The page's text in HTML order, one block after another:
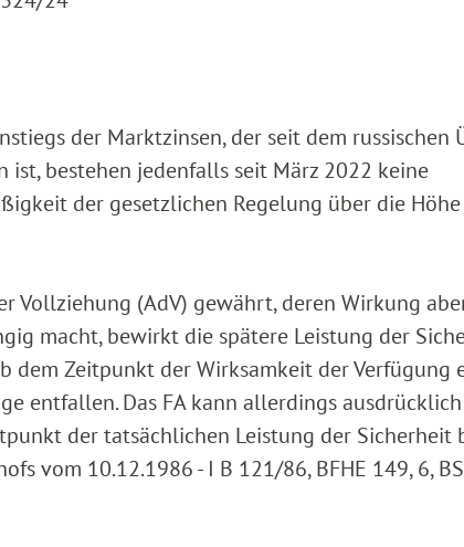
der Marktzinsen, der seit dem russischen
bestehen jedenfalls seit März 2022 keine
der gesetzlichen Regelung über die
Vollziehung (AdV) gewährt, deren Wirkung
macht, bewirkt die spätere Leistung der
dem Zeitpunkt der Wirksamkeit der
entfallen. Das FA kann allerdings ausdrücklich
der tatsächlichen Leistung der Sicherheit
vom 10.12.1986 - I B 121/86, BFHE 149, 6,